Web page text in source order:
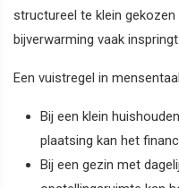
structureel te klein
bijverwarming vaak inspringt.
Een vuistregel in
Bij een klein
plaatsing kan het
Bij een gezin met